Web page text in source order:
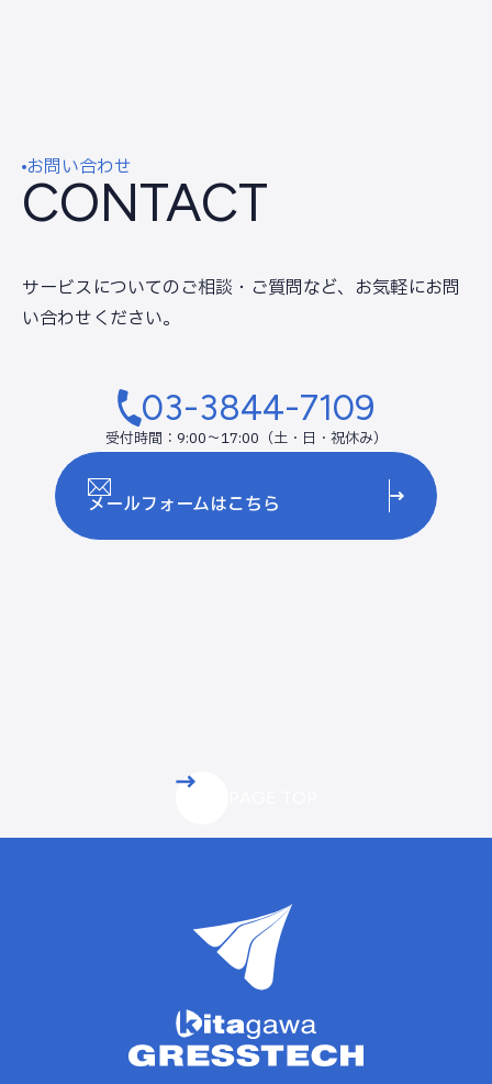
お問い合わせ
CONTACT
サービスについてのご相談・ご質問など、 お気軽にお問
い合わせください。
03-3844-7109
受付時間：9:00～17:00（土・日・祝休み）
メールフォームはこちら